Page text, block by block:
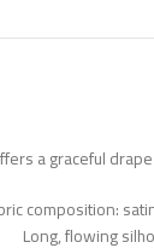
a graceful
composition:
Long, flowing